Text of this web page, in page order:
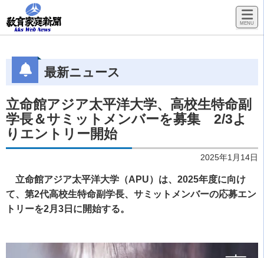
最新ニュース
立命館アジア太平洋大学、高校生特命副
学長＆サミットメンバーを募集 2/3よ
りエントリー開始
2025年1月14日
立命館アジア太平洋大学（APU）は、2025年度に向け
て、第2代高校生特命副学長、サミットメンバーの応募エン
トリーを2月3日に開始する。